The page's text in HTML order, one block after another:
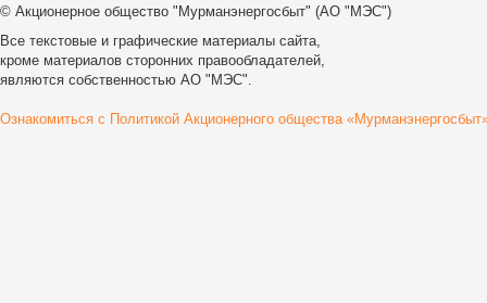
© Акционерное общество "Мурманэнергосбыт" (АО "МЭС")
Все текстовые и графические материалы сайта,
кроме материалов сторонних правообладателей,
являются собственностью АО "МЭС".
Ознакомиться с Политикой Акционерного общества